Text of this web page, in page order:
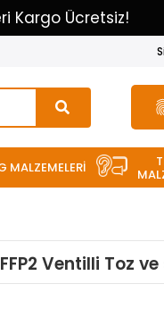
Kargo Ücretsiz!
MALZEMELERİ
Ventilli Toz